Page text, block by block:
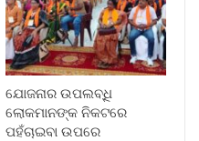
ଯୋଜନାର ଉପଲବ୍ଧି
ଲୋକମାନଙ୍କ ନିକଟରେ
ପହଁଚାଇବା ଉପରେ